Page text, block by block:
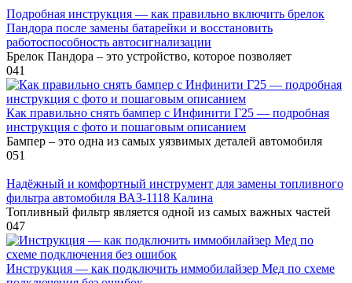
Подробная инструкция — как правильно включить брелок
Пандора после замены батарейки и восстановить
работоспособность автосигнализации
Брелок Пандора – это устройство, которое позволяет
041
Как правильно снять бампер с Инфинити Г25 — подробная
инструкция с фото и пошаговым описанием
Бампер – это одна из самых уязвимых деталей автомобиля
051
Надёжный и комфортный инструмент для замены топливного
фильтра автомобиля ВАЗ-1118 Калина
Топливный фильтр является одной из самых важных частей
047
Инструкция — как подключить иммобилайзер Мед по схеме